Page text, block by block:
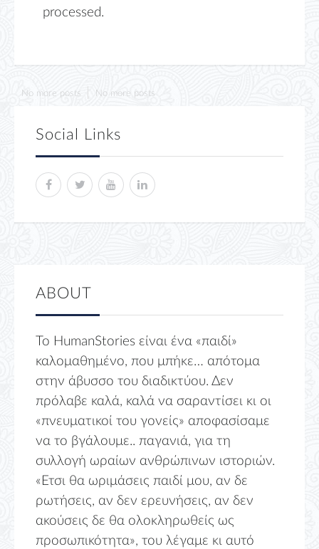
processed.
No more posts No more posts
Social Links
ABOUT
Το HumanStories είναι ένα «παιδί»
καλομαθημένο, που μπήκε… απότομα
στην άβυσσο του διαδικτύου. Δεν
πρόλαβε καλά, καλά να σαραντίσει κι οι
«πνευματικοί του γονείς» αποφασίσαμε
να το βγάλουμε.. παγανιά, για τη
συλλογή ωραίων ανθρώπινων ιστοριών.
«Ετσι θα ωριμάσεις παιδί μου, αν δε
ρωτήσεις, αν δεν ερευνήσεις, αν δεν
ακούσεις δε θα ολοκληρωθείς ως
προσωπικότητα», του λέγαμε κι αυτό